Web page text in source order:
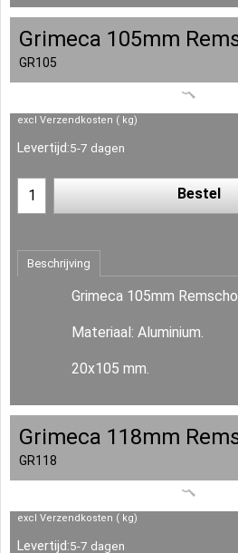
Grimeca 105mm
GR105
excl Verzendkosten kg
Levertijd:5-7 dagen
Bestel
Beschrijving
Grimeca 105mm
Materiaal: Aluminium.
20x105 mm.
Grimeca 118mm
GR118
excl Verzendkosten kg
Levertijd:5-7 dagen